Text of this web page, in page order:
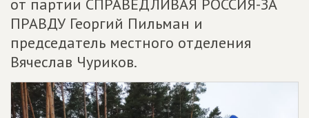
ПРАВДУ Георгий Пильман и
председатель местного отделения
Вячеслав Чуриков.